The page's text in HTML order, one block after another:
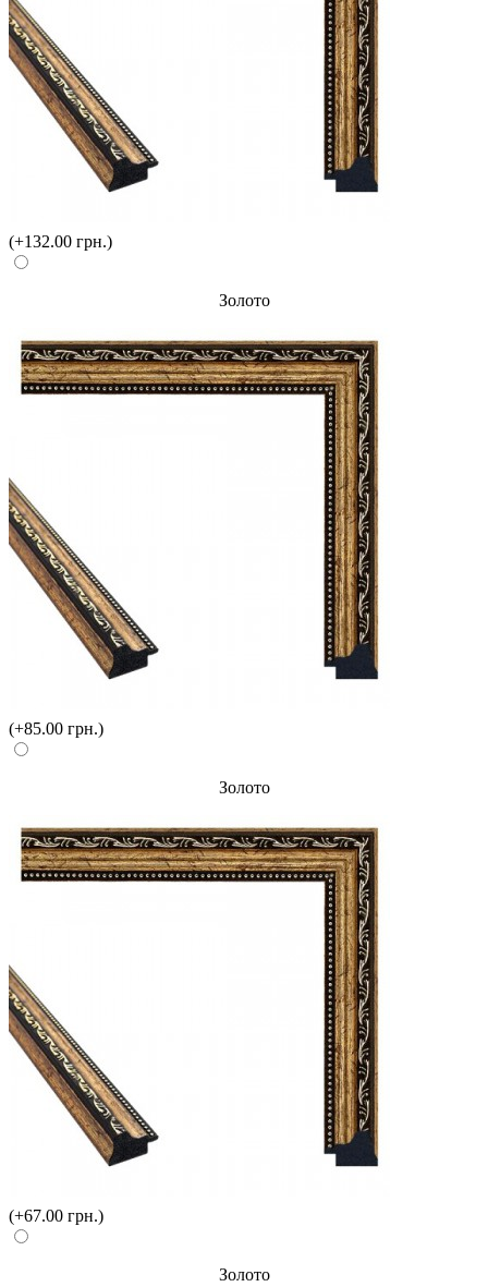
(+132.00 грн.)
Золото
(+85.00 грн.)
Золото
(+67.00 грн.)
Золото